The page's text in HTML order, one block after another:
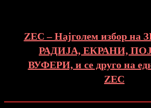
ZEC – Најголем избор
РАДИЈА, ЕКРАНИ,
ВУФЕРИ, и се друго на
ZEC